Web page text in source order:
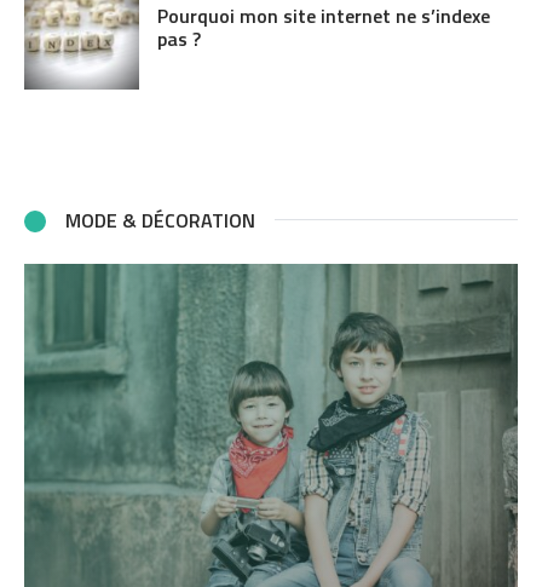
Pourquoi mon site internet ne s’indexe
pas ?
MODE & DÉCORATION